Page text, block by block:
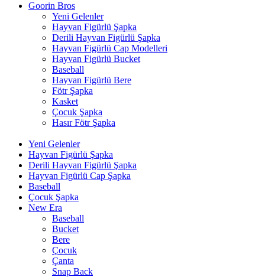
Goorin Bros
Yeni Gelenler
Hayvan Figürlü Şapka
Derili Hayvan Figürlü Şapka
Hayvan Figürlü Cap Modelleri
Hayvan Figürlü Bucket
Baseball
Hayvan Figürlü Bere
Fötr Şapka
Kasket
Çocuk Şapka
Hasır Fötr Şapka
Yeni Gelenler
Hayvan Figürlü Şapka
Derili Hayvan Figürlü Şapka
Hayvan Figürlü Cap Şapka
Baseball
Çocuk Şapka
New Era
Baseball
Bucket
Bere
Çocuk
Çanta
Snap Back